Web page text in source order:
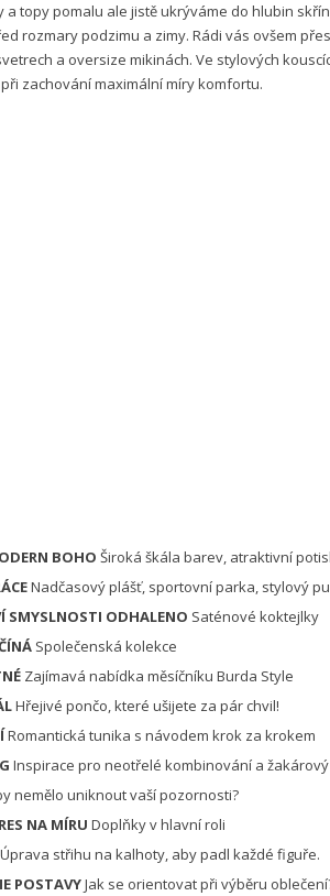
a topy pomalu ale jistě ukrýváme do hlubin
rozmary podzimu a zimy. Rádi vás ovšem
a oversize mikinách. Ve stylových
zachování maximální míry komfortu.
BOHO Široká škála barev, atraktivní
Nadčasový plášť, sportovní parka, stylový
SMYSLNOSTI ODHALENO Saténové koktejlky
Společenská kolekce
Zajímavá nabídka měsíčníku Burda Style
Hřejivé pončo, které ušijete za pár chvil!
Romantická tunika s návodem krok za krokem
Inspirace pro neotřelé kombinování a
nemělo uniknout vaší pozornosti?
NA MÍRU Doplňky v hlavní roli
Úprava střihu na kalhoty, aby padl každé figuře.
POSTAVYJak se orientovat při výběru